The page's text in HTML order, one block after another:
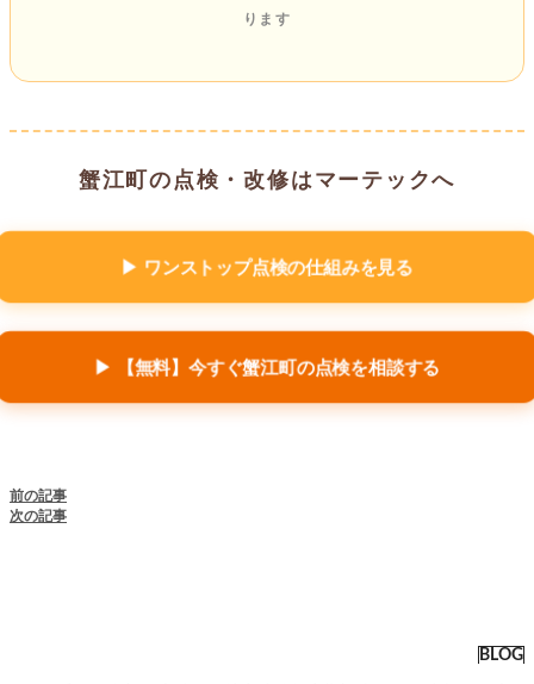
ります
蟹江町の点検・改修はマーテックへ
▶ ワンストップ点検の仕組みを見る
▶ 【無料】今すぐ蟹江町の点検を相談する
前の記事
次の記事
BLOG